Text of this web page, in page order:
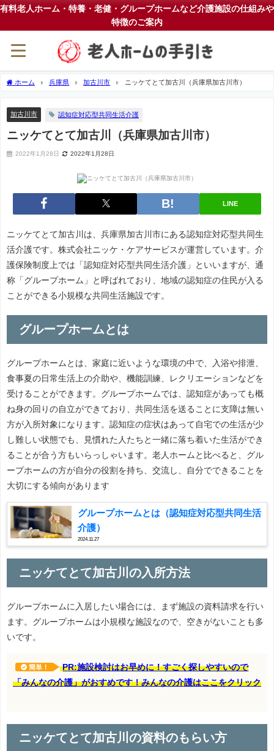
有料老人ホーム・特養・老健・グループホームなど介護施設の仕組みや
特徴のご案内
ホーム 兵庫県 加古川市 ニッケてとて加古川（兵庫県加古川市）
加古川市 認知症対応型共同生活介護
ニッケてとて加古川（兵庫県加古川市）
2022年1月28日 2022年1月28日
LINE
ニッケてとて加古川は、兵庫県加古川市にある認知症対応型共同生
活介護です。株式会社ニッケ・ケアサービスが運営しています。介
護保険制度上では「認知症対応型共同生活介護」といいますが、通
称「グループホーム」と呼ばれており、地域の認知症の住民が入る
ことができる小規模な共同生活施設です。
グループホームとは
グループホームとは、家庭に近いような環境の中で、入浴や排泄、
食事夏の日常生活上の介助や、機能訓練、レクリエーションなどを
受けることができます。グループホームでは、認知症があっても概
ね身の回りの自立ができており、共同生活を送ることに支障は無い
方が入所対象になります。認知症の症状はあって自宅での生活が少
し難しい状態でも、見慣れた人たちと一緒に落ち着いた生活ができ
ることが合う方もいらっしゃいます。老人ホームと比べると、グル
ープホームの方が自分の役割を持ち、交流し、自分でできることを
大切にする傾向があります
グループホームとは（認知症対応型共同生活
介護）
2024.11.27
ニッケてとて加古川の入所方法
グループホームに入居したい場合には、まず施設の資料請求を行い
ます。グループホームは小規模な施設なので、空きがないことも多
いです。
簡単！
PR:施設検討はお早めに！すごく探しやすいので
「みんなの介護」がおすめです！みんなの介護はここをクリック
ニッケてとて加古川の資料のもらい方